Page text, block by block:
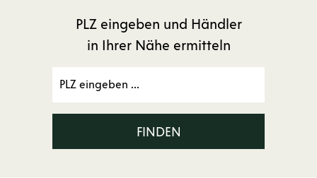
PLZ eingeben und Händler
in Ihrer Nähe ermitteln
FINDEN